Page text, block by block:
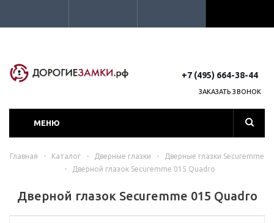
+7 (495) 664-38-44
ЗАКАЗАТЬ ЗВОНОК
МЕНЮ
Главная - Каталог - Дверные глазки -
Дверные глазки Securemme
-
Дверной глазок Securemme 015 Quadro
Дверной глазок Securemme 015 Quadro